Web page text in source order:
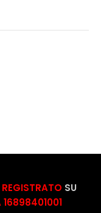
SU
16898401001